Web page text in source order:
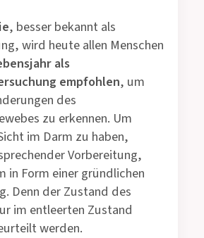
, besser bekannt als
wird heute allen Menschen
als
empfohlen, um
des
zu erkennen. Um
im Darm zu haben,
Vorbereitung,
in Form einer gründlichen
Denn der Zustand des
im entleerten Zustand
werden.